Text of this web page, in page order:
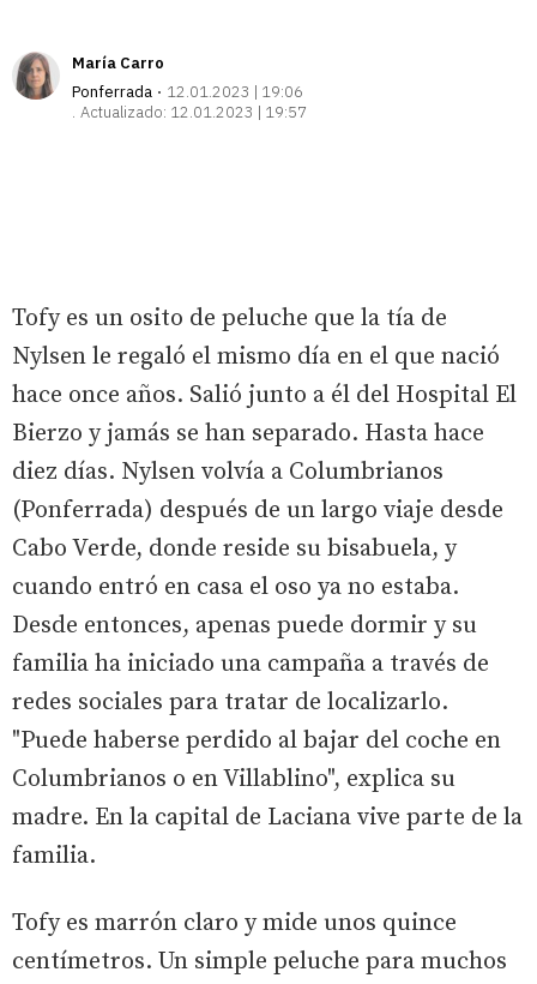
María Carro
Ponferrada
12.01.2023 | 19:06
Actualizado: 12.01.2023 | 19:57
Tofy es un osito de peluche que la tía de
Nylsen le regaló el mismo día en el que nació
hace once años. Salió junto a él del Hospital El
Bierzo y jamás se han separado. Hasta hace
diez días. Nylsen volvía a Columbrianos
(Ponferrada) después de un largo viaje desde
Cabo Verde, donde reside su bisabuela, y
cuando entró en casa el oso ya no estaba.
Desde entonces, apenas puede dormir y su
familia ha iniciado una campaña a través de
redes sociales para tratar de localizarlo.
"Puede haberse perdido al bajar del coche en
Columbrianos o en Villablino", explica su
madre. En la capital de Laciana vive parte de la
familia.
Tofy es marrón claro y mide unos quince
centímetros. Un simple peluche para muchos